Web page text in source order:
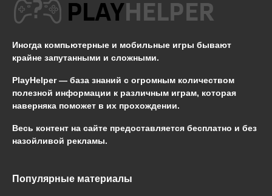
Иногда компьютерные и мобильные игры бывают
крайне запутанными и сложными.
PlayHelper — база знаний с огромным количеством
полезной информации к различным играм, которая
наверняка поможет в их прохождении.
Весь контент на сайте предоставляется бесплатно и без
назойливой рекламы.
Популярные материалы